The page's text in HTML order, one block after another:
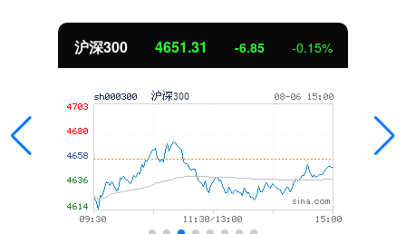
沪深300 4651.31 -6.85 -0.15%